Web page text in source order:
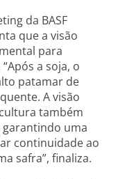
da BASF
que a visão
para
a soja, o
patamar de
A visão
também
uma
continuidade ao
safra”, finaliza.